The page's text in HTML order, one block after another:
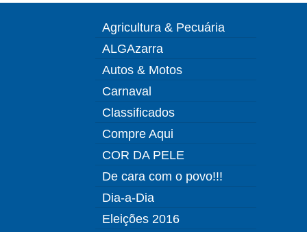
Agricultura & Pecuária
ALGAzarra
Autos & Motos
Carnaval
Classificados
Compre Aqui
COR DA PELE
De cara com o povo!!!
Dia-a-Dia
Eleições 2016